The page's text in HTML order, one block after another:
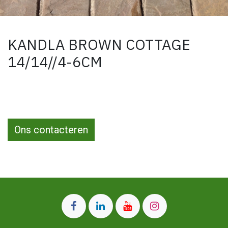
KANDLA BROWN COTTAGE
14/14//4-6CM
Ons contacteren